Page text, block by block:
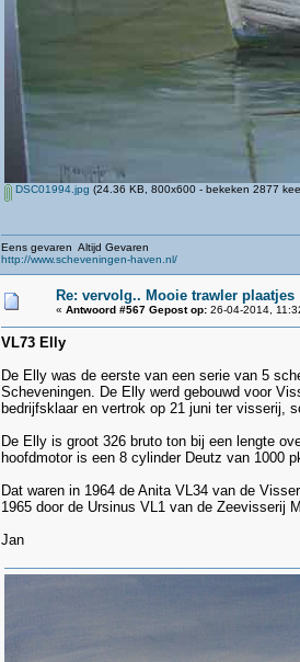
DSC01994.jpg (24.36 KB, 800x600 - bekeken 2877
Eens gevaren Altijd Gevaren
http://www.scheveningen-haven.nl/
Re: vervolg.. Mooie trawler plaatjes
« Antwoord #567 Gepost op: 26-04-2014,
VL73 Elly
De Elly was de eerste van een serie van 5
Scheveningen. De Elly werd gebouwd voor
bedrijfsklaar en vertrok op 21 juni ter visserij,
De Elly is groot 326 bruto ton bij een lengte
hoofdmotor is een 8 cylinder Deutz van 1000
Dat waren in 1964 de Anita VL34 van de
1965 door de Ursinus VL1 van de Zeevisserij
Jan